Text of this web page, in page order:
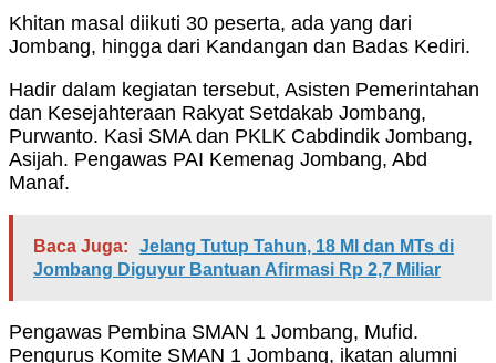
Khitan masal diikuti 30 peserta, ada yang dari
Jombang, hingga dari Kandangan dan Badas Kediri.
Hadir dalam kegiatan tersebut, Asisten Pemerintahan
dan Kesejahteraan Rakyat Setdakab Jombang,
Purwanto. Kasi SMA dan PKLK Cabdindik Jombang,
Asijah. Pengawas PAI Kemenag Jombang, Abd
Manaf.
Baca Juga:
Jelang Tutup Tahun, 18 MI dan MTs di
Jombang Diguyur Bantuan Afirmasi Rp 2,7 Miliar
Pengawas Pembina SMAN 1 Jombang, Mufid.
Pengurus Komite SMAN 1 Jombang, ikatan alumni